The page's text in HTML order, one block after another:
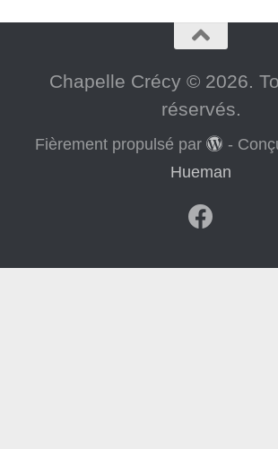
Chapelle Crécy © 2026.
réservés.
Fièrement propulsé par -
Hueman